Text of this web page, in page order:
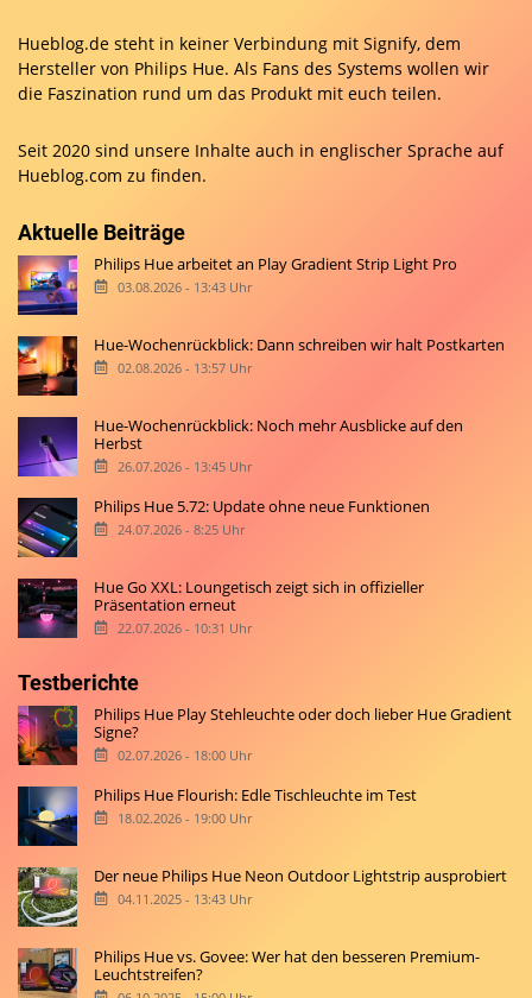
Hueblog.de steht in keiner Verbindung mit Signify, dem
Hersteller von Philips Hue. Als Fans des Systems wollen wir
die Faszination rund um das Produkt mit euch teilen.
Seit 2020 sind unsere Inhalte auch in englischer Sprache auf
Hueblog.com zu finden.
Aktuelle Beiträge
Philips Hue arbeitet an Play Gradient Strip Light Pro
03.08.2026 - 13:43 Uhr
Hue-Wochenrückblick: Dann schreiben wir halt Postkarten
02.08.2026 - 13:57 Uhr
Hue-Wochenrückblick: Noch mehr Ausblicke auf den
Herbst
26.07.2026 - 13:45 Uhr
Philips Hue 5.72: Update ohne neue Funktionen
24.07.2026 - 8:25 Uhr
Hue Go XXL: Loungetisch zeigt sich in offizieller
Präsentation erneut
22.07.2026 - 10:31 Uhr
Testberichte
Philips Hue Play Stehleuchte oder doch lieber Hue Gradient
Signe?
02.07.2026 - 18:00 Uhr
Philips Hue Flourish: Edle Tischleuchte im Test
18.02.2026 - 19:00 Uhr
Der neue Philips Hue Neon Outdoor Lightstrip ausprobiert
04.11.2025 - 13:43 Uhr
Philips Hue vs. Govee: Wer hat den besseren Premium-
Leuchtstreifen?